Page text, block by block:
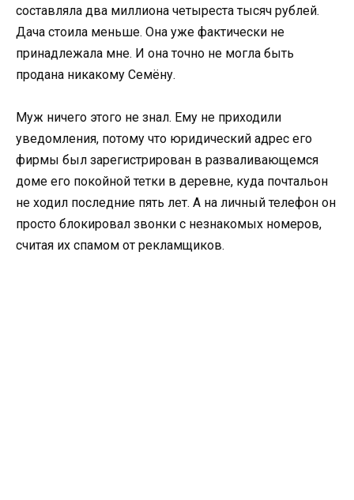
составляла два миллиона четыреста тысяч рублей.
Дача стоила меньше. Она уже фактически не
принадлежала мне. И она точно не могла быть
продана никакому Семёну.
Муж ничего этого не знал. Ему не приходили
уведомления, потому что юридический адрес его
фирмы был зарегистрирован в разваливающемся
доме его покойной тетки в деревне, куда почтальон
не ходил последние пять лет. А на личный телефон он
просто блокировал звонки с незнакомых номеров,
считая их спамом от рекламщиков.